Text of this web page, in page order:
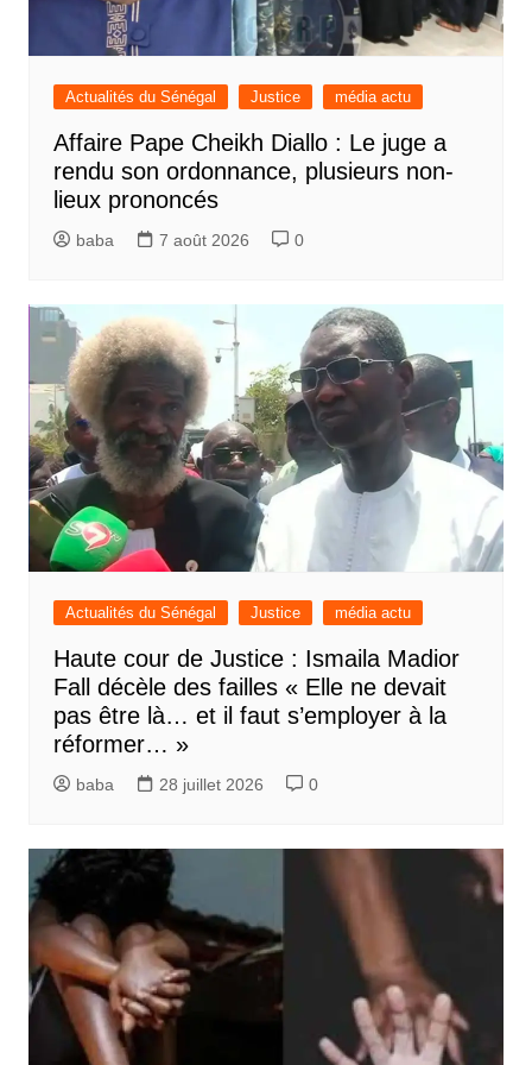
Actualités du Sénégal Justice média actu
Affaire Pape Cheikh Diallo : Le juge a
rendu son ordonnance, plusieurs non-
lieux prononcés
baba 7 août 2026 0
Actualités du Sénégal Justice média actu
Haute cour de Justice : Ismaila Madior
Fall décèle des failles « Elle ne devait
pas être là… et il faut s’employer à la
réformer… »
baba 28 juillet 2026 0